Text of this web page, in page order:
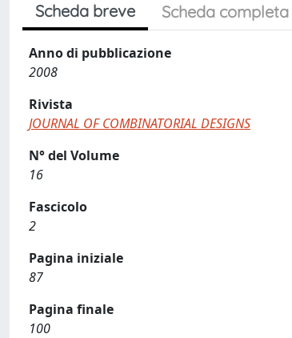
Scheda breve Scheda completa
Anno di pubblicazione
2008
Rivista
JOURNAL OF COMBINATORIAL DESIGNS
N° del Volume
16
Fascicolo
2
Pagina iniziale
87
Pagina finale
100